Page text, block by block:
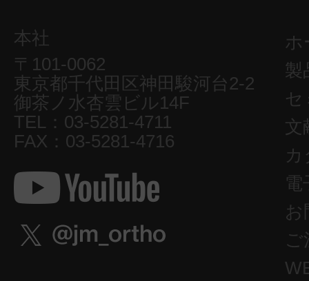
ホ
製
セ
文
電
お
ご
本社
〒101-0062
東京都千代田区神田駿河台2-2
御茶ノ水杏雲ビル14F
TEL：03-5281-4711
FAX：03-5281-4716